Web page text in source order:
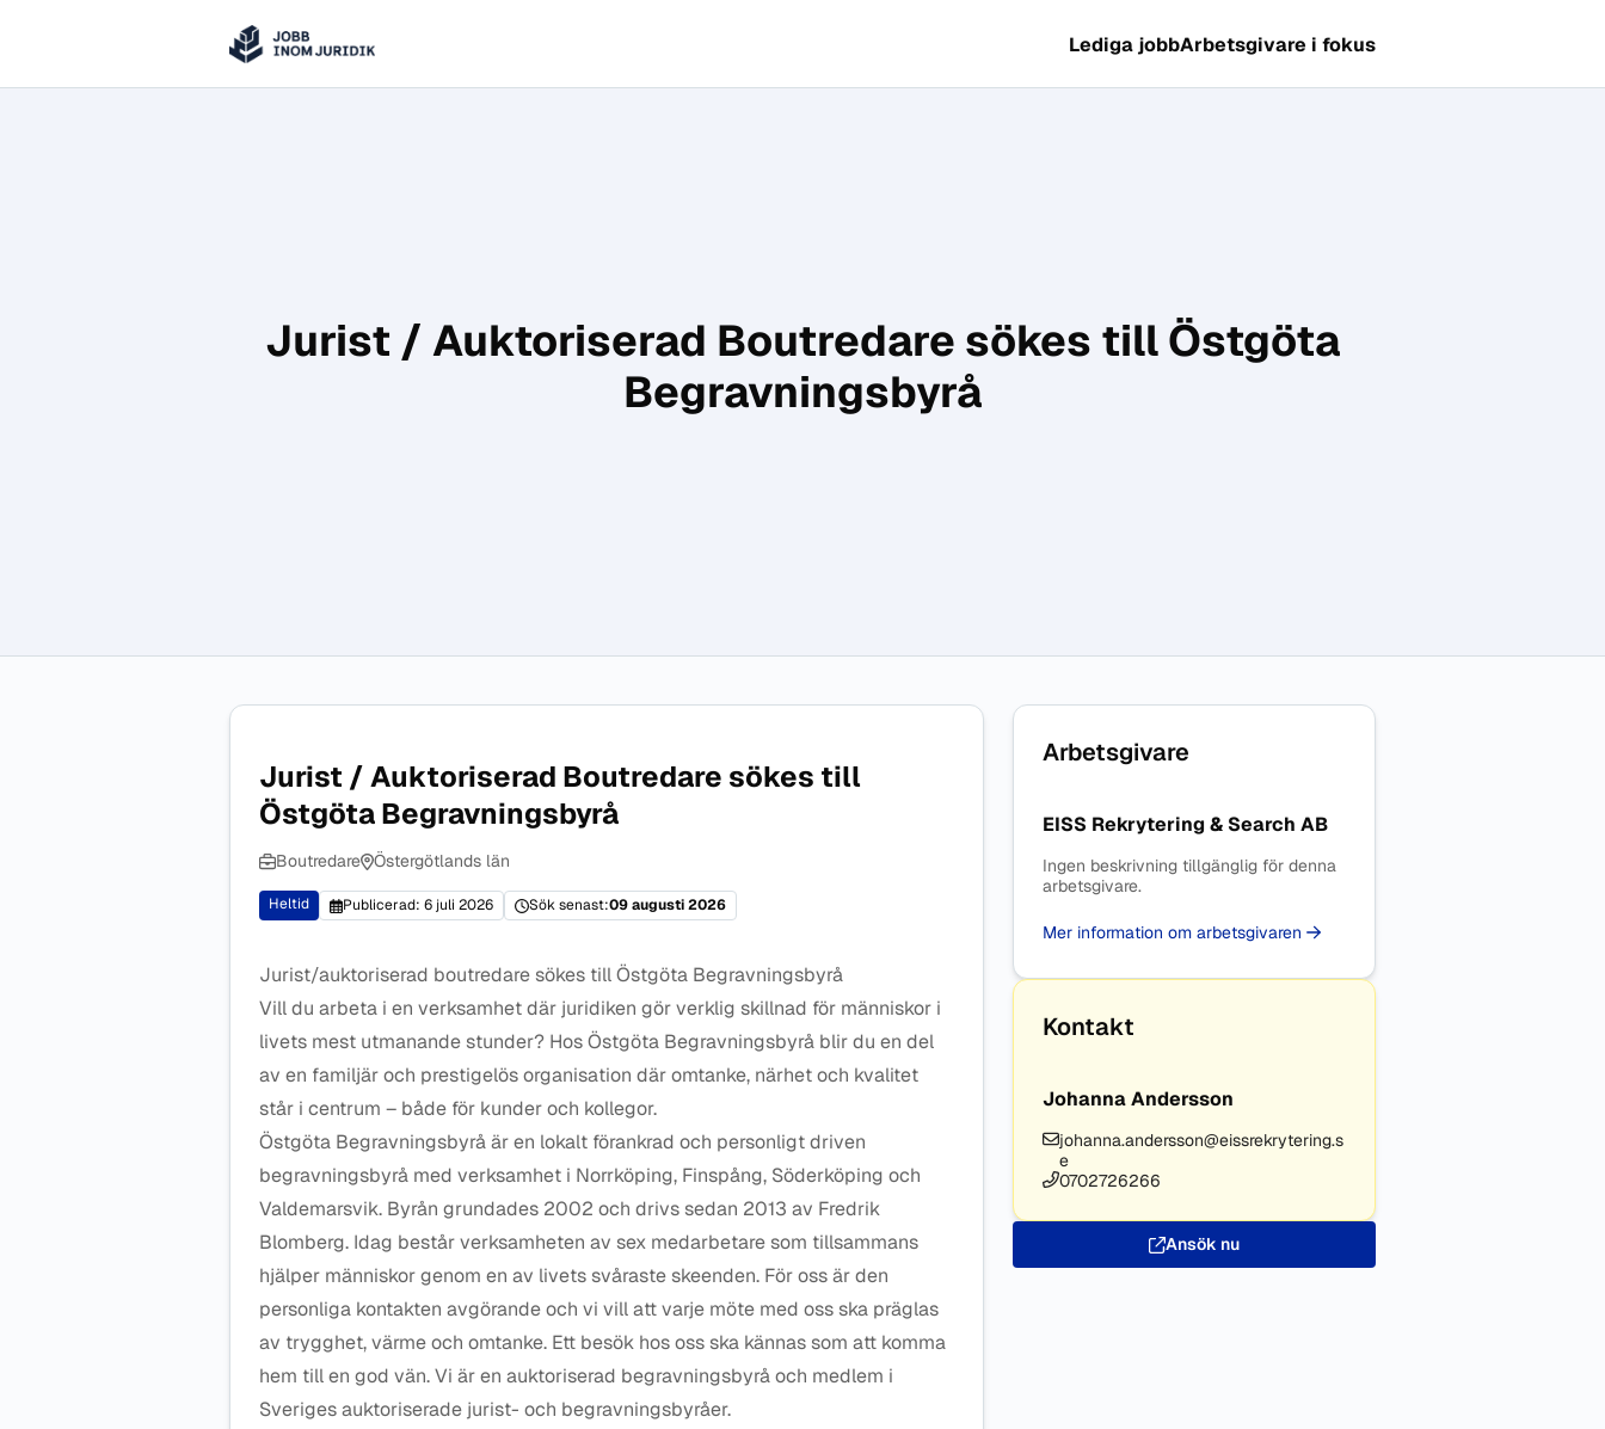
Hoppa till innehåll
Jobbinomjuridik Lediga jobbArbetsgivare i fokus
Jurist / Auktoriserad Boutredare sökes till Östgöta
Begravningsbyrå
Jurist / Auktoriserad Boutredare sökes till
Östgöta Begravningsbyrå
Boutredare Östergötlands län
Heltid Publicerad: 6 juli 2026 Sök senast:09 augusti 2026
Jurist/auktoriserad boutredare sökes till Östgöta Begravningsbyrå
Vill du arbeta i en verksamhet där juridiken gör verklig skillnad för människor i
livets mest utmanande stunder? Hos Östgöta Begravningsbyrå blir du en del
av en familjär och prestigelös organisation där omtanke, närhet och kvalitet
står i centrum – både för kunder och kollegor.
Östgöta Begravningsbyrå är en lokalt förankrad och personligt driven
begravningsbyrå med verksamhet i Norrköping, Finspång, Söderköping och
Valdemarsvik. Byrån grundades 2002 och drivs sedan 2013 av Fredrik
Blomberg. Idag består verksamheten av sex medarbetare som tillsammans
hjälper människor genom en av livets svåraste skeenden. För oss är den
personliga kontakten avgörande och vi vill att varje möte med oss ska präglas
av trygghet, värme och omtanke. Ett besök hos oss ska kännas som att komma
hem till en god vän. Vi är en auktoriserad begravningsbyrå och medlem i
Sveriges auktoriserade jurist- och begravningsbyråer.
Arbetsgivare
EISS Rekrytering & Search AB
Ingen beskrivning tillgänglig för denna
arbetsgivare.
Mer information om arbetsgivaren
Kontakt
Johanna Andersson
johanna.andersson@eissrekrytering.s
e
0702726266
Ansök nu